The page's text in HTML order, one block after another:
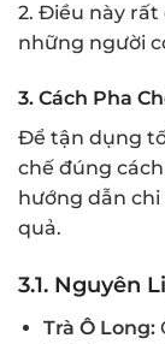
2. Điều này
những người
3. Cách Pha
Để tận dụng
chế đúng
hướng dẫn
quả.
3.1. Nguyên
Trà Ô Long: